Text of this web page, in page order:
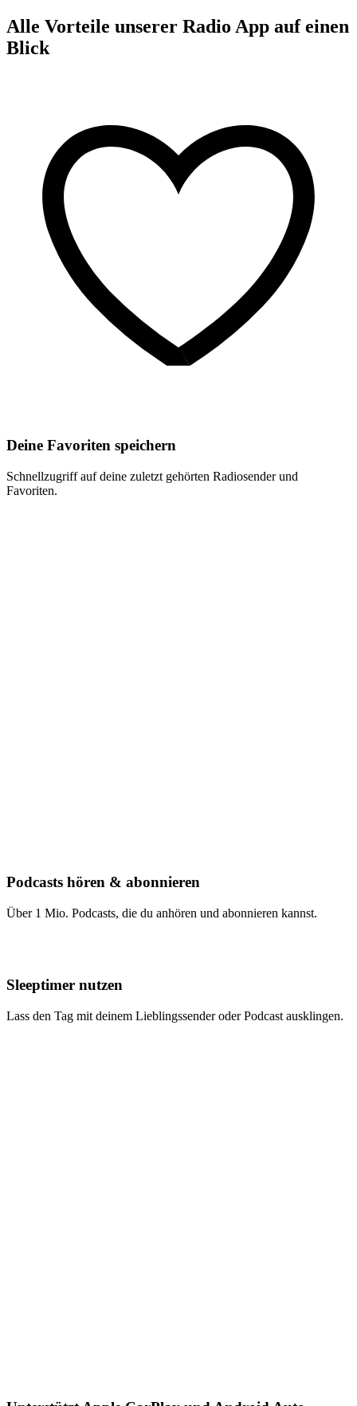
Alle Vorteile unserer Radio App auf einen
Blick
Deine Favoriten speichern
Schnellzugriff auf deine zuletzt gehörten Radiosender und
Favoriten.
Podcasts hören & abonnieren
Über 1 Mio. Podcasts, die du anhören und abonnieren kannst.
Sleeptimer nutzen
Lass den Tag mit deinem Lieblingssender oder Podcast ausklingen.